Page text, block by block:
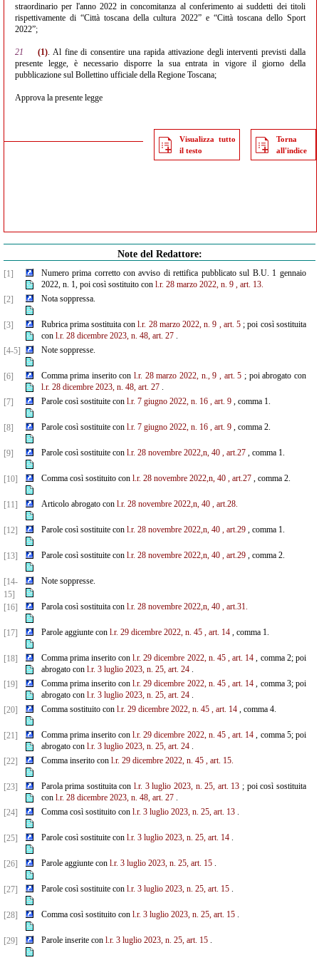
straordinario per l'anno 2022 in concomitanza al conferimento ai suddetti dei titoli
rispettivamente di “Città toscana della cultura 2022” e “Città toscana dello Sport
2022”;
21 (1). Al fine di consentire una rapida attivazione degli interventi previsti dalla
presente legge, è necessario disporre la sua entrata in vigore il giorno della
pubblicazione sul Bollettino ufficiale della Regione Toscana;
Approva la presente legge
Visualizza tutto
il testo
Torna
all'indice
Note del Redattore:
[1]
Numero prima corretto con avviso di rettifica pubblicato sul B.U. 1 gennaio
2022, n. 1, poi così sostituito con l.r. 28 marzo 2022, n. 9 , art. 13.
[2]
Nota soppressa.
[3] Rubrica prima sostituita conl.r. 28 marzo 2022, n. 9 , art. 5 ; poi così sostituita
con l.r. 28 dicembre 2023, n. 48, art. 27.
[4-5]
Note soppresse.
[6] Comma prima inserito conl.r. 28 marzo 2022, n., 9 , art. 5 ; poi abrogato con
l.r. 28 dicembre 2023, n. 48, art. 27.
[7]
Parole così sostituite con l.r. 7 giugno 2022, n. 16 , art. 9, comma 1.
[8] Parole così sostituite con l.r. 7 giugno 2022, n. 16 , art. 9, comma 2.
[9] Parole così sostituite con l.r. 28 novembre 2022,n, 40 , art.27, comma 1.
[10] Comma così sostituito con l.r. 28 novembre 2022,n, 40 , art.27, comma 2.
[11] Articolo abrogato con l.r. 28 novembre 2022,n, 40 , art.28.
[12] Parole così sostituite con l.r. 28 novembre 2022,n, 40 , art.29, comma 1.
[13] Parole così sostituite con l.r. 28 novembre 2022,n, 40 , art.29, comma 2.
[14-
15]
Note soppresse.
[16] Parola così sostituita con l.r. 28 novembre 2022,n, 40 , art.31.
[17] Parole aggiunte con l.r. 29 dicembre 2022, n. 45 , art. 14, comma 1.
[18] Comma prima inserito conl.r. 29 dicembre 2022, n. 45 , art. 14 , comma 2; poi
abrogato con l.r. 3 luglio 2023, n. 25, art. 24.
[19]
Comma prima inserito conl.r. 29 dicembre 2022, n. 45 , art. 14 , comma 3; poi
abrogato con l.r. 3 luglio 2023, n. 25, art. 24.
[20]
Comma sostituito con l.r. 29 dicembre 2022, n. 45 , art. 14, comma 4.
[21] Comma prima inserito conl.r. 29 dicembre 2022, n. 45 , art. 14 , comma 5; poi
abrogato con l.r. 3 luglio 2023, n. 25, art. 24.
[22]
Comma inserito con l.r. 29 dicembre 2022, n. 45 , art. 15.
[23] Parola prima sostituita conl.r. 3 luglio 2023, n. 25, art. 13 ; poi così sostituita
con l.r. 28 dicembre 2023, n. 48, art. 27.
[24]
Comma così sostituito con l.r. 3 luglio 2023, n. 25, art. 13.
[25] Parole così sostituite con l.r. 3 luglio 2023, n. 25, art. 14.
[26] Parole aggiunte con l.r. 3 luglio 2023, n. 25, art. 15.
[27] Parole così sostituite con l.r. 3 luglio 2023, n. 25, art. 15.
[28] Comma così sostituito con l.r. 3 luglio 2023, n. 25, art. 15.
[29] Parole inserite con l.r. 3 luglio 2023, n. 25, art. 15.